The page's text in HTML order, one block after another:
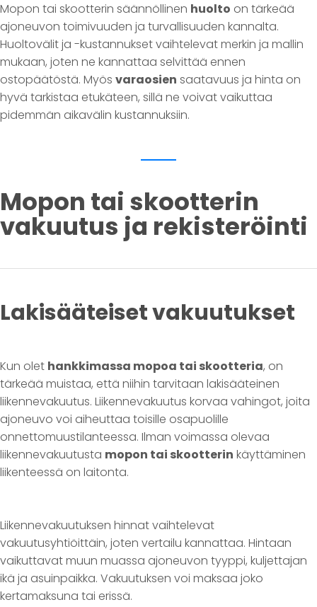
Mopon tai skootterin säännöllinen huolto on tärkeää
ajoneuvon toimivuuden ja turvallisuuden kannalta.
Huoltovälit ja -kustannukset vaihtelevat merkin ja mallin
mukaan, joten ne kannattaa selvittää ennen
ostopäätöstä. Myös varaosien saatavuus ja hinta on
hyvä tarkistaa etukäteen, sillä ne voivat vaikuttaa
pidemmän aikavälin kustannuksiin.
Mopon tai skootterin
vakuutus ja rekisteröinti
Lakisääteiset vakuutukset
Kun olet hankkimassa mopoa tai skootteria, on
tärkeää muistaa, että niihin tarvitaan lakisääteinen
liikennevakuutus. Liikennevakuutus korvaa vahingot, joita
ajoneuvo voi aiheuttaa toisille osapuolille
onnettomuustilanteessa. Ilman voimassa olevaa
liikennevakuutusta mopon tai skootterin käyttäminen
liikenteessä on laitonta.
Liikennevakuutuksen hinnat vaihtelevat
vakuutusyhtiöittäin, joten vertailu kannattaa. Hintaan
vaikuttavat muun muassa ajoneuvon tyyppi, kuljettajan
ikä ja asuinpaikka. Vakuutuksen voi maksaa joko
kertamaksuna tai erissä.